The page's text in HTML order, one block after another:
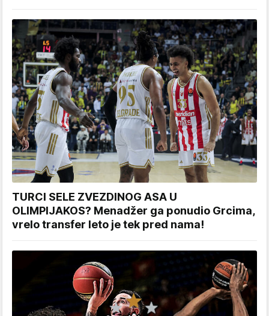
TURCI SELE ZVEZDINOG ASA U
OLIMPIJAKOS? Menadžer ga ponudio Grcima,
vrelo transfer leto je tek pred nama!